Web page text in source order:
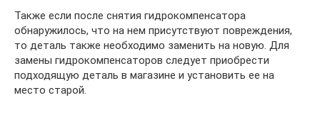
Также если после снятия гидрокомпенсатора
обнаружилось, что на нем присутствуют повреждения,
то деталь также необходимо заменить на новую. Для
замены гидрокомпенсаторов следует приобрести
подходящую деталь в магазине и установить ее на
место старой.